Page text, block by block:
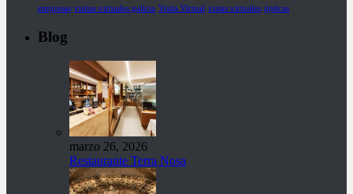
empresas visitas virtuales galicia Visita Virtual vistas virtuales ópticas
Blog
marzo 26, 2026
Restaurante Terra Nosa